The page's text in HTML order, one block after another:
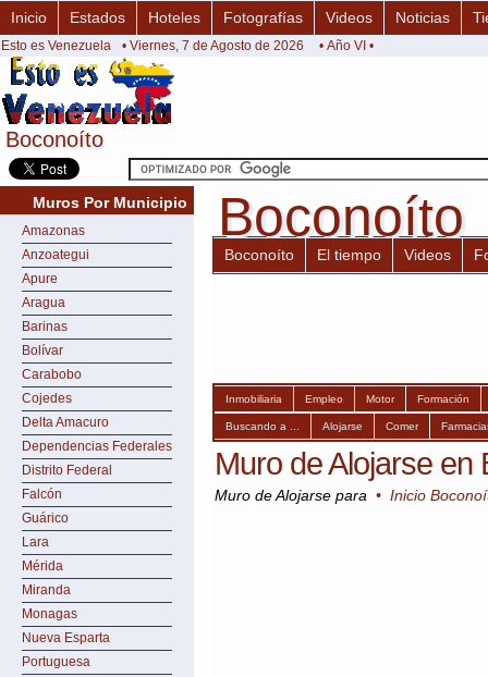
Boconoíto
Boconoíto
Inicio Estados Hoteles Fotografías Videos Noticias
Esto es Venezuela • Viernes, 7 de Agosto de 2026 • Año VI •
Muros Por Municipio
Amazonas
Anzoategui
Apure
Aragua
Barinas
Bolívar
Carabobo
Cojedes
Delta Amacuro
Dependencias Federales
Distrito Federal
Falcón
Guárico
Lara
Mérida
Miranda
Monagas
Nueva Esparta
Portuguesa
Boconoíto
Boconoíto
Boconoíto El tiempo Videos
Inmobiliaria Empleo Motor Formación
Buscando a ... Alojarse Comer
Muro de Alojarse en
Muro de Alojarse para • Inicio